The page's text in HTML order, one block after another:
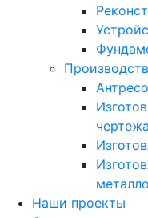
Наши проекты